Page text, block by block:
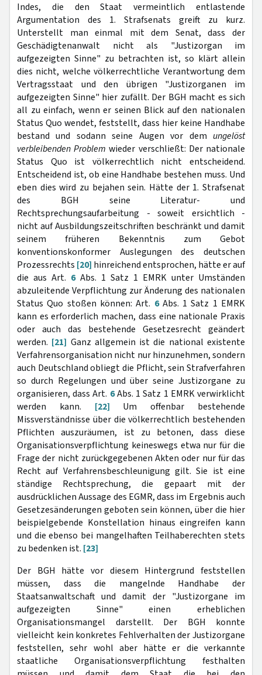
Indes, die den Staat vermeintlich entlastende
Argumentation des 1. Strafsenats greift zu kurz.
Unterstellt man einmal mit dem Senat, dass der
Geschädigtenanwalt nicht als "Justizorgan im
aufgezeigten Sinne" zu betrachten ist, so klärt allein
dies nicht, welche völkerrechtliche Verantwortung dem
Vertragsstaat und den übrigen "Justizorganen im
aufgezeigten Sinne" hier zufällt. Der BGH macht es sich
all zu einfach, wenn er seinen Blick auf den nationalen
Status Quo wendet, feststellt, dass hier keine Handhabe
bestand und sodann seine Augen vor dem ungelöst
verbleibenden Problemwieder verschließt: Der nationale
Status Quo ist völkerrechtlich nicht entscheidend.
Entscheidend ist, ob eine Handhabe bestehen muss. Und
eben dies wird zu bejahen sein. Hätte der 1. Strafsenat
des BGH seine Literatur- und
Rechtsprechungsaufarbeitung - soweit ersichtlich -
nicht auf Ausbildungszeitschriften beschränkt und damit
seinem früheren Bekenntnis zum Gebot
konventionskonformer Auslegungen des deutschen
Prozessrechts [20] hinreichend entsprochen, hätte er auf
die aus Art. 6Abs. 1 Satz 1 EMRK unter Umständen
abzuleitende Verpflichtung zur Änderung des nationalen
Status Quo stoßen können: Art. 6Abs. 1 Satz 1 EMRK
kann es erforderlich machen, dass eine nationale Praxis
oder auch das bestehende Gesetzesrecht geändert
werden. [21] Ganz allgemein ist die national existente
Verfahrensorganisation nicht nur hinzunehmen, sondern
auch Deutschland obliegt die Pflicht, sein Strafverfahren
so durch Regelungen und über seine Justizorgane zu
organisieren, dass Art. 6Abs. 1 Satz 1 EMRK verwirklicht
werden kann. [22] Um offenbar bestehende
Missverständnisse über die völkerrechtlich bestehenden
Pflichten auszuräumen, ist zu betonen, dass diese
Organisationsverpflichtung keineswegs etwa nur für die
Frage der nicht zurückgegebenen Akten oder nur für das
Recht auf Verfahrensbeschleunigung gilt. Sie ist eine
ständige Rechtsprechung, die gepaart mit der
ausdrücklichen Aussage des EGMR, dass im Ergebnis auch
Gesetzesänderungen geboten sein können, über die hier
beispielgebende Konstellation hinaus eingreifen kann
und die ebenso bei mangelhaften Teilhaberechten stets
zu bedenken ist. [23]
Der BGH hätte vor diesem Hintergrund feststellen
müssen, dass die mangelnde Handhabe der
Staatsanwaltschaft und damit der "Justizorgane im
aufgezeigten Sinne" einen erheblichen
Organisationsmangel darstellt. Der BGH konnte
vielleicht kein konkretes Fehlverhalten der Justizorgane
feststellen, sehr wohl aber hätte er die verkannte
staatliche Organisationsverpflichtung festhalten